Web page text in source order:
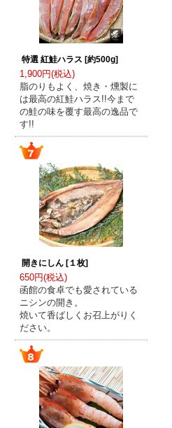
特選 紅鮭ハラス [約500g]
1,900円(税込)
脂のりもよく、焼き・燻製に
は最高の紅鮭ハラス!!今まで
の鮭の味を覆す最高の逸品で
す!!
開きにしん [１枚]
650円(税込)
函館の食卓でも愛されている
ニシンの開き。
焼いて香ばしくお召上がりく
ださい。